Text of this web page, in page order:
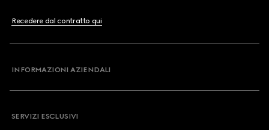
Recedere dal contratto qui
INFORMAZIONI AZIENDALI
SERVIZI ESCLUSIVI